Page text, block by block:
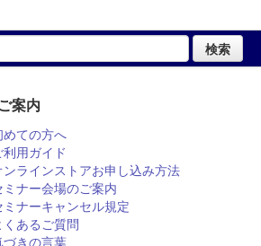
検索
案内
めての方へ
利用ガイド
ンラインストアお申し込み方法
ミナー会場のご案内
ミナーキャンセル規定
くあるご質問
づきの言葉